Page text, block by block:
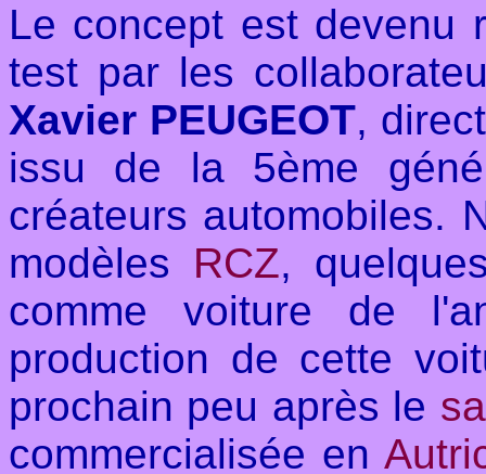
Le concept est devenu
test par les
Xavier PEUGEOT,
issu de la 5ème
créateurs automobiles.
modèles RCZ,
comme voiture de
production de cette
prochain peu après le
commercialisée en